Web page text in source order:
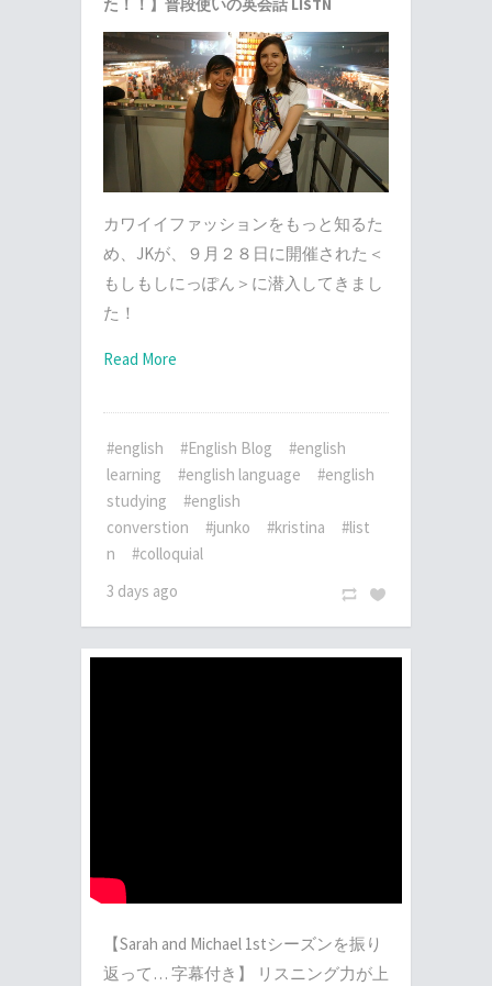
た！！】普段使いの英会話 LISTN
カワイイファッションをもっと知るた
め、JKが、９月２８日に開催された＜
もしもしにっぽん＞に潜入してきまし
た！
Read More
#english #English Blog
#english
learning
#english language
#english
studying
#english
converstion
#junko #kristina
#list
n
#colloquial
3 days ago
【Sarah and Michael 1stシーズンを振り
返って… 字幕付き】 リスニング力が上